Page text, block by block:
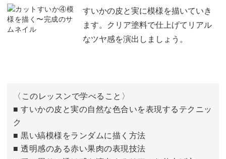
すいかの皮と実に模様を描いていき
ます。クリア塗料で仕上げてリアル
なツヤ感を演出しましょう。
〈このレッスンで学べること〉
■ すいかの皮と実の自然な色合いを表現するテクニッ
ク
■ 黒い縞模様をランダムに描く方法
■ 透明感のある赤い果肉の表現技法